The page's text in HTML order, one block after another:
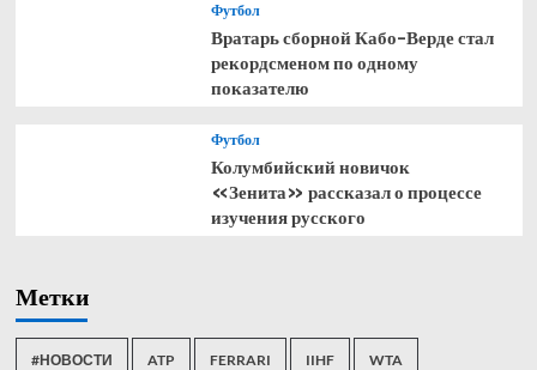
Футбол
Вратарь сборной Кабо-Верде стал
рекордсменом по одному
показателю
Футбол
Колумбийский новичок
«Зенита» рассказал о процессе
изучения русского
Метки
#НОВОСТИ ATP FERRARI IIHF WTA